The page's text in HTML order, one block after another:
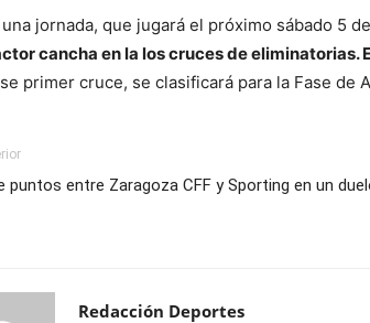
jornada, que jugará el próximo sábado 5
cancha en la los cruces de eliminatorias.
primer cruce, se clasificará para la Fase
puntos entre Zaragoza CFF y Sporting en un
Redacción Deportes